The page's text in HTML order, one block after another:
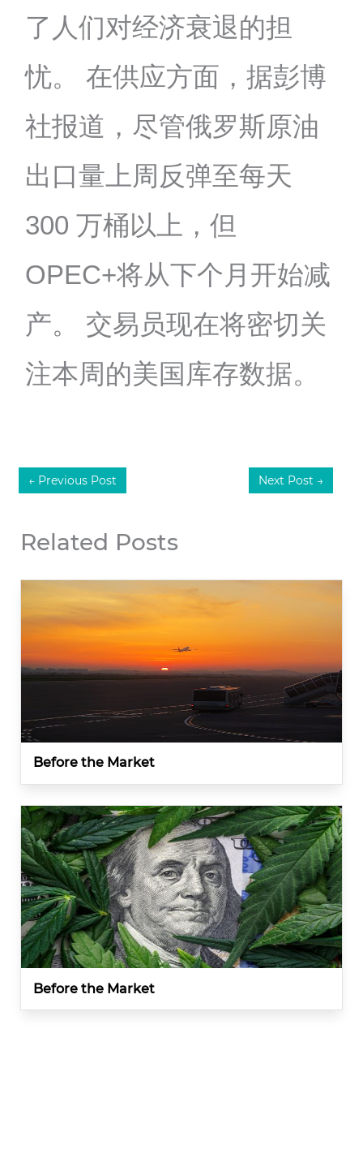
了人们对经济衰退的担
忧。 在供应方面，据彭博
社报道，尽管俄罗斯原油
出口量上周反弹至每天
300 万桶以上，但
OPEC+将从下个月开始减
产。 交易员现在将密切关
注本周的美国库存数据。
← Previous Post Next Post →
Related Posts
Before the Market
Before the Market